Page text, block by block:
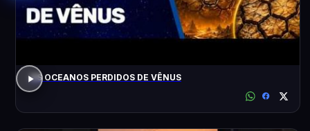
OS OCEANOS PERDIDOS DE VÊNUS